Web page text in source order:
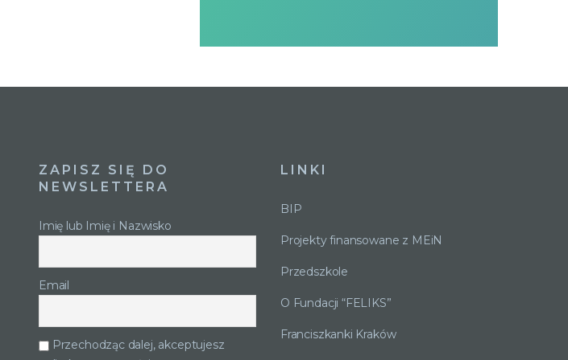
ZAPISZ SIĘ DO
NEWSLETTERA
Imię lub Imię i Nazwisko
Email
Przechodząc dalej, akceptujesz
LINKI
BIP
Projekty finansowane z MEiN
Przedszkole
O Fundacji “FELIKS”
Franciszkanki Kraków